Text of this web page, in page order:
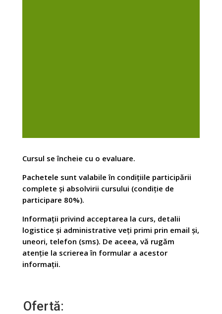
Cursul se încheie cu o evaluare.
Pachetele sunt valabile în condițiile participării
complete și absolvirii cursului (condiție de
participare 80%).
Informații privind acceptarea la curs, detalii
logistice și administrative veți primi prin email și,
uneori, telefon (sms). De aceea, vă rugăm
atenție la scrierea în formular a acestor
informații.
Ofertă: